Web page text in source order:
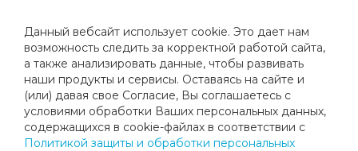
Данный вебсайт использует cookie. Это дает нам
возможность следить за корректной работой сайта,
а также анализировать данные, чтобы развивать
наши продукты и сервисы. Оставаясь на сайте и
(или) давая свое Согласие, Вы соглашаетесь с
условиями обработки Ваших персональных данных,
содержащихся в cookie-файлах в соответствии с
Политикой защиты и обработки персональных
МЕГАСПОРТ-ТЕННИС ОТКРЫВАЕТ
НОВЫЙ СЕЗОН ТУРНИРОВ